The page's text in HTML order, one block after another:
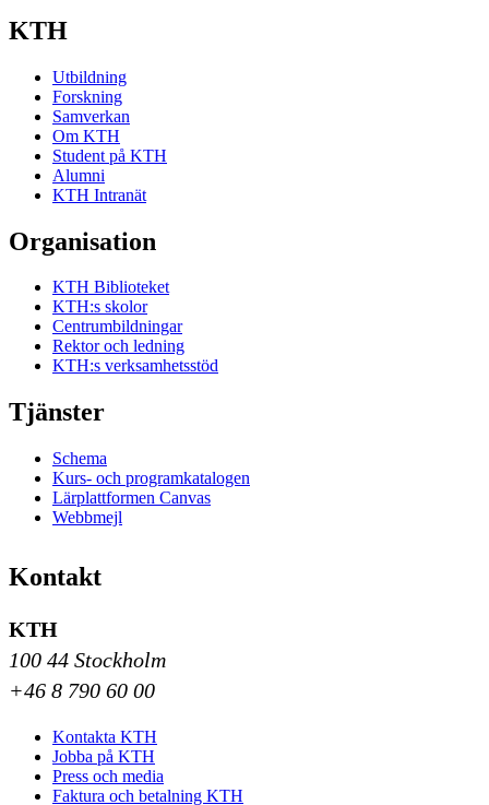
KTH
Utbildning
Forskning
Samverkan
Om KTH
Student på KTH
Alumni
KTH Intranät
Organisation
KTH Biblioteket
KTH:s skolor
Centrumbildningar
Rektor och ledning
KTH:s verksamhetsstöd
Tjänster
Schema
Kurs- och programkatalogen
Lärplattformen Canvas
Webbmejl
Kontakt
KTH
100 44 Stockholm
+46 8 790 60 00
Kontakta KTH
Jobba på KTH
Press och media
Faktura och betalning KTH